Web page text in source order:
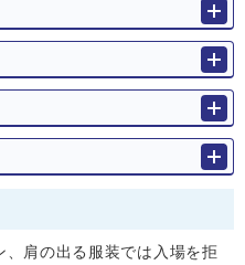
肩の出る服装では入場を拒